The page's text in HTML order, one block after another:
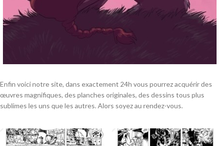
Enfin voici notre site, dans exactement 24h vous pourrez acquérir des
œuvres magnifiques, des planches originales, des dessins tous plus
sublimes les uns que les autres. Alors soyez au rendez-vous.